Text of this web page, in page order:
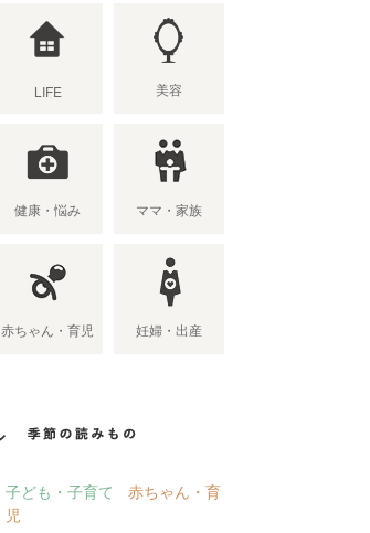
LIFE 美容
健康・悩み ママ・家族
赤ちゃん・育児 妊婦・出産
子ども・子育て
赤ちゃん・育
児